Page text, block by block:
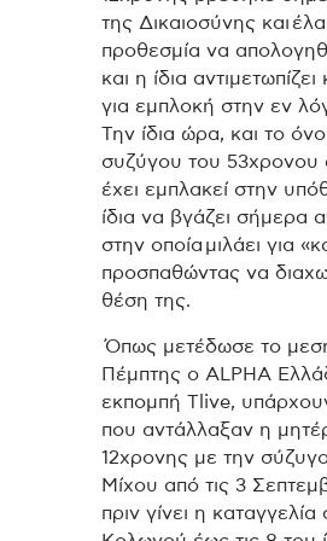
της Δικαιοσύνης και
προθεσμία να
και η ίδια
για εμπλοκή στην εν
Την ίδια ώρα, και το
συζύγου του 53χρονου
έχει εμπλακεί στην
ίδια να βγάζει σήμερα
στην οποία μιλάει για
προσπαθώντας να
θέση της.
Όπως μετέδωσε το
Πέμπτης ο ALPHA
εκπομπή Tlive,
που αντάλλαξαν η
12χρονης με την
Μίχου από τις 3
πριν γίνει η